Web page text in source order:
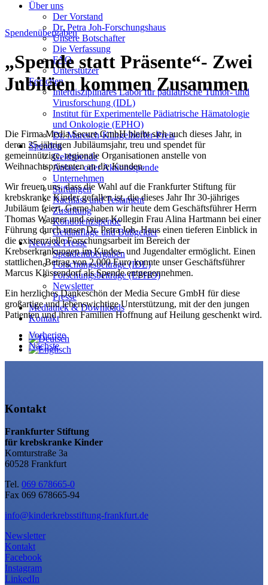
Über uns
Der Vorstand
Dr. Petra Joh-Forschungshaus
Unsere Botschafter
Die Verfassung
FAQ
Unterstützer
Forschen
Interdisziplinäres Labor für pädiatrische Tumor- und
Virusforschung (IDL)
Institut für Experimentelle Pädiatrische Hämatologie
und Onkologie (EPHO)
Dr. Maresch-Klingelhöffer-Preis
Spenden
Geldspende
Anlass- oder Aktionsspende
Unternehmen
Stiftungen
Nachlass und Testament
Zustiftung
Kondolenzspende
Geldauflage und Bußgelder
News & Presse
Spendenübergaben
Forschungsbeiträge (IDL)
Forschungsbeiträge (EPHO)
Newsletter
Presse
Mediathek & Downloads
Kontakt
Spendenübergaben
„Spende statt Präsente“- Zwei
Jubiläen kommen Zusammen
Die Firma Media Secure GmbH bleibt sich auch dieses Jahr, in
deren 25-jährigen Jubiläumsjahr, treu und spendet für
gemeinnützige, regionale Organisationen anstelle von
Weihnachtspräsenten an die Kunden.
Wir freuen uns, dass die Wahl auf die Frankfurter Stiftung für
krebskranke Kinder gefallen ist, die dieses Jahr Ihr 30-jähriges
Jubiläum feiert. Gerne haben wir heute dem Geschäftsführer Herrn
Thomas Wagner und seiner Kollegin Frau Alina Hartmann bei einer
Führung durch unser Dr. Petra Joh- Haus einen tieferen Einblick in
die existenzielle Forschungsarbeit im Bereich der
Krebserkrankungen im Kindes- und Jugendalter ermöglicht. Einen
stattlichen Betrag von 2.000 Euro konnte unser Geschäftsführer
Marcus Klüssendorf als Spende entgegennehmen.
Ein herzliches Dankeschön der Media Secure GmbH für diese
großartige und lebenswichtige Unterstützung, mit der den jungen
Patienten und ihren Familien Hoffnung auf Heilung geschenkt wird.
Vorherige
Nächste
Kontakt
Frankfurter Stiftung
für krebskranke Kinder
Komturstraße 3a
60528 Frankfurt
Tel. 069 678665-0
Fax 069 678665-94
info@kinderkrebsstiftung-frankfurt.de
Newsletter
Kontakt
Facebook
Instagram
LinkedIn